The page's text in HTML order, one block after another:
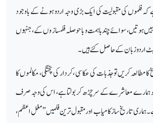
کہ فلموں کی مقبولیت کی ایک بڑی وجہ اردو ہونے کے باوجود
ہوتیں ،سوائے چند باہمت و با حوصلہ فلمساز وں کے،جنہوں
اردو زبان کے حاصل کئے ہیں ۔
کامطالعہ کریں تو جذبات کی عکاسی ،کردار کی پختگی، مکالموں کا
جو ہمارے معاشرے کے سرچڑھ کر بولتا ہے، اس کی وجہ صرف
تاریخ ساز کامیاب او رمقبول ترین فلمیں ’’مغل اعظم،